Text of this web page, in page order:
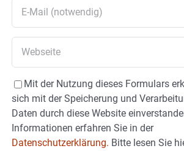
Mit der Nutzung dieses Formulars
sich mit der Speicherung und
Daten durch diese Website
Informationen erfahren Sie in der
Datenschutzerklärung. Bitte lesen Sie